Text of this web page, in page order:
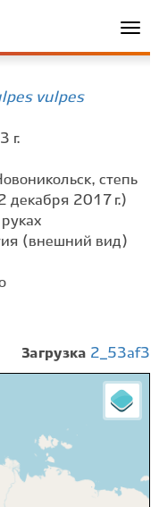
vulpes
г.
степь
декабря 2017 г.)
(внешний вид)
Загрузка 2_53af3